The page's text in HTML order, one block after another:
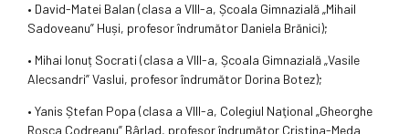
• David-Matei Balan (clasa a VIII-a, Școala Gimnazială „Mihail
Sadoveanu” Huși, profesor îndrumător Daniela Brănici);
• Mihai Ionuț Socrati (clasa a VIII-a, Școala Gimnazială „Vasile
Alecsandri” Vaslui, profesor îndrumător Dorina Botez);
• Yanis Ștefan Popa (clasa a VIII-a, Colegiul Naţional „Gheorghe
Roşca Codreanu” Bârlad, profesor îndrumător Cristina-Meda